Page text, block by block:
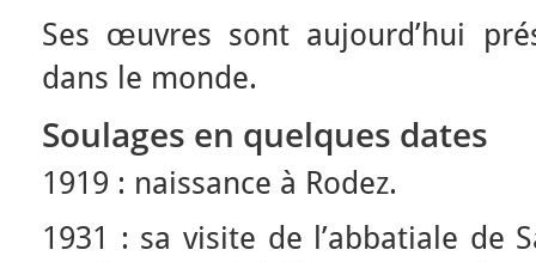
Ses œuvres sont aujourd’hui
dans le monde.
Soulages en quelques dates
1919 : naissance à Rodez.
1931 : sa visite de l’abbatiale de